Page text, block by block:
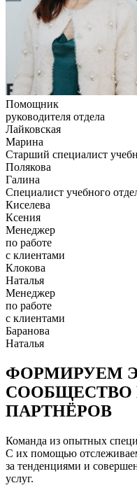
Помощник
руководителя отдела
Лайковская
Марина
Старший специалист
Полякова
Галина
Специалист учебного
Киселева
Ксения
Менеджер
по работе
с клиентами
Клокова
Наталья
Менеджер
по работе
с клиентами
Баранова
Наталья
ФОРМИРУЕМ
СООБЩЕСТВО
ПАРТНЁРОВ
Команда из опытных
С их помощью
за тенденциями и
услуг.